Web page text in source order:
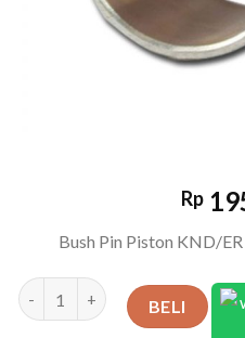
Rp
Bush Pin Piston KND/
Kuantitas Bush Pin Piston
BELI